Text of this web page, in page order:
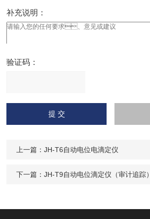
补充说明：
验证码：
请
输入计算结果（填写阿拉
伯数字），如：三加四=7
上一篇：JH-T6自动电位电滴定仪
下一篇：JH-T9自动电位滴定仪（审计追踪）